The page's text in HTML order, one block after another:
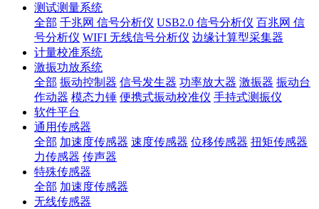
测试测量系统
全部 千兆网 信号分析仪 USB2.0 信号分析仪 百兆网 信
号分析仪 WIFI 无线信号分析仪 边缘计算型采集器
计量校准系统
激振功放系统
全部 振动控制器 信号发生器 功率放大器 激振器 振动台
作动器 模态力锤 便携式振动校准仪 手持式测振仪
软件平台
通用传感器
全部 加速度传感器 速度传感器 位移传感器 扭矩传感器
力传感器 传声器
特殊传感器
全部 加速度传感器
无线传感器